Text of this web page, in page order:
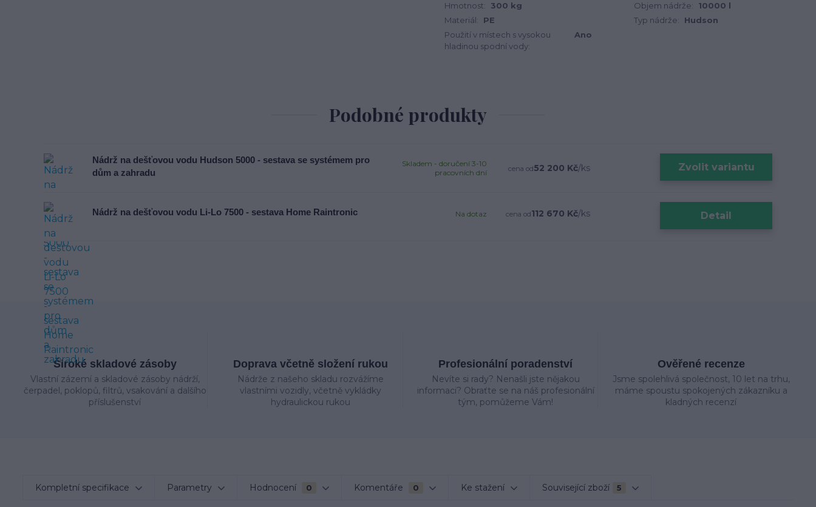
Hmotnost:
300 kg Objem nádrže:
10000 l
Materiál:
PE Typ nádrže:
Hudson
Použití v místech s vysokou
hladinou spodní vody:
Ano
Podobné produkty
Nádrž na dešťovou vodu Hudson 5000 - sestava se systémem pro
dům a zahradu
cena od52 200 Kč/ks
Skladem - doručení 3-10
pracovních dní
Zvolit variantu
Nádrž na dešťovou vodu Li-Lo 7500 - sestava Home Raintronic cena od112 670 Kč/ks
Na dotaz Detail
Široké skladové zásoby
Vlastní zázemí a skladové zásoby nádrží,
čerpadel, poklopů, filtrů, vsakování a dalšího
příslušenství
Doprava včetně složení rukou
Nádrže z našeho skladu rozvážíme
vlastními vozidly, včetně vykládky
hydraulickou rukou
Profesionální poradenství
Nevíte si rady? Nenašli jste nějakou
informaci? Obraťte se na náš profesionální
tým, pomůžeme Vám!
Ověřené recenze
Jsme spolehlivá společnost, 10 let na trhu,
máme spoustu spokojených zákazníku a
kladných recenzí
Kompletní specifikace Parametry Hodnocení 0 Komentáře 0 Ke stažení Související zboží 5